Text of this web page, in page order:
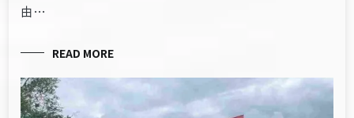
由…
READ MORE